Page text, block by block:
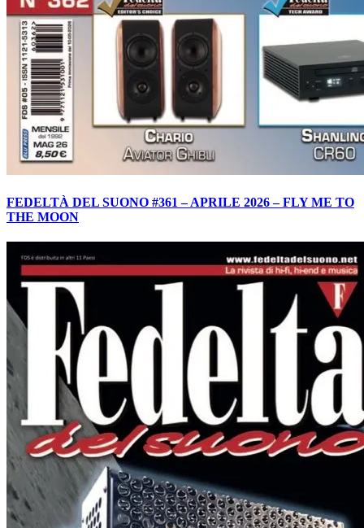
FEDELTÀ DEL SUONO #361 – APRILE 2026 – FLY ME TO
THE MOON